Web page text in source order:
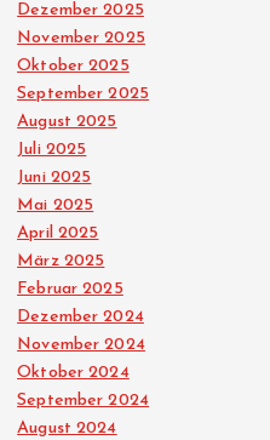
Dezember 2025
November 2025
Oktober 2025
September 2025
August 2025
Juli 2025
Juni 2025
Mai 2025
April 2025
März 2025
Februar 2025
Dezember 2024
November 2024
Oktober 2024
September 2024
August 2024